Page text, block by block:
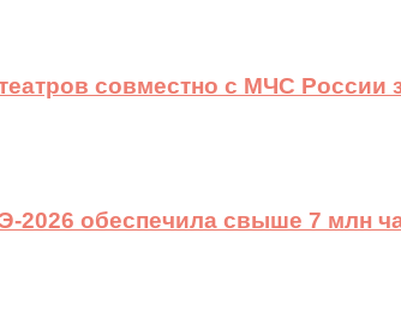
совместно с МЧС России
2026 обеспечила свыше 7 млн